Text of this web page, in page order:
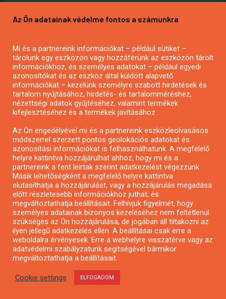
Mezőgazdasági pályázatírás
Pályázatírás civil szervezeteknek
Pályázatírás önkormányzatoknak
Pályázatfigyelés
Specifikus pályázatfigyelés vagy hírlevél
Pályázatok magánszemélyeknek
Pályázatok civil szervezeteknek
Pályázatok vállalkozásoknak
Önkormányzati pályázatok
Mezőgazdasági pályázatok
Falusi turizmus pályázatok
Napelem pályázatok
GINOP pályázatok
Copyright © All rights reserved.
Az Ön adatainak védelme fontos a számunkra
Mi és a partnereink információkat – például sütiket –
tárolunk egy eszközön vagy hozzáférünk az eszközön tárolt
információkhoz, és személyes adatokat – például egyedi
azonosítókat és az eszköz által küldött alapvető
információkat – kezelünk személyre szabott hirdetések és
tartalom nyújtásához, hirdetés- és tartalomméréshez,
nézettségi adatok gyűjtéséhez, valamint termékek
kifejlesztéséhez és a termékek javításához.
Az Ön engedélyével mi és a partnereink eszközleolvasásos
módszerrel szerzett pontos geolokációs adatokat és
azonosítási információkat is felhasználhatunk. A megfelelő
helyre kattintva hozzájárulhat ahhoz, hogy mi és a
partnereink a fent leírtak szerint adatkezelést végezzünk.
Másik lehetőségként a megfelelő helyre kattintva
elutasíthatja a hozzájárulást, vagy a hozzájárulás megadása
előtt részletesebb információkhoz juthat, és
megváltoztathatja beállításait. Felhívjuk figyelmét, hogy
személyes adatainak bizonyos kezeléséhez nem feltétlenül
szükséges az Ön hozzájárulása, de jogában áll tiltakozni az
ilyen jellegű adatkezelés ellen. A beállításai csak erre a
weboldalra érvényesek. Erre a webhelyre visszatérve vagy az
adatvédelmi szabályzatunk segítségével bármikor
megváltoztathatja a beállításait..
Cookie settings ELFOGADOM